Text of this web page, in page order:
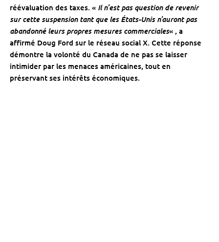
réévaluation des taxes. « Il n’est pas question de revenir
sur cette suspension tant que les États-Unis n’auront pas
abandonné leurs propres mesures commerciales« , a
affirmé Doug Ford sur le réseau social X. Cette réponse
démontre la volonté du Canada de ne pas se laisser
intimider par les menaces américaines, tout en
préservant ses intérêts économiques.